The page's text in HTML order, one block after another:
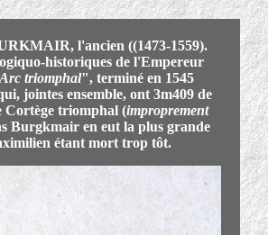
l'ancien ((1473-1559).
historiques de l'Empereur
triomphal", terminé en 1545
jointes ensemble, ont 3m409 de
Cortège triomphal (improprement
Burgkmair en eut la plus grande
étant mort trop tôt.